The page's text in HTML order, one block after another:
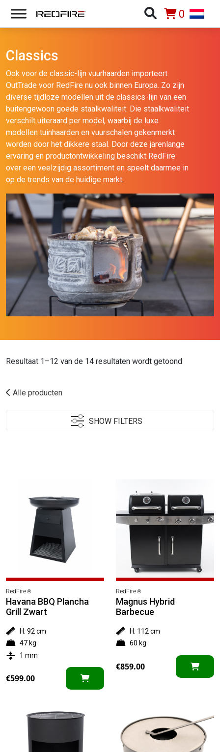
0
Classics
Ook voor de classic-lijn vuurhaarden importeert
OutTrade voor RedFire nu ook binnen Europa. Zo zijn
diverse tijdloze modellen uit de classics-lijn van een
buitengewoon goede staalkwaliteit. Die staalkwaliteit
verschilt uiteraard per model, waarbij de luxe
modellen tuinhaarden en vuurschalen gekenmerkt
worden door het dikkere staal. Door deze jarenlange
ervaring en productontwikkeling beschikt RedFire
over een veelzijdig assortiment en speelt daarmee in
op de trends van de huidige markt.
Resultaat 1–12 van de 14 resultaten wordt getoond
Alle producten
SHOW FILTERS
Gewicht
KG
RedFire®
Havana BBQ Plancha
Grill Zwart
H: 92 cm
47 kg
1 mm
€599.00
RedFire®
Magnus Hybrid
Barbecue
H: 112 cm
60 kg
€859.00